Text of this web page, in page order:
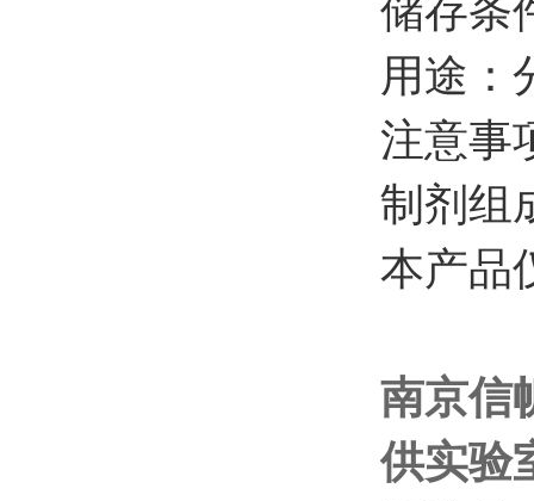
储存条
用途：
注意事
制剂组
本产品
南京信
供实验